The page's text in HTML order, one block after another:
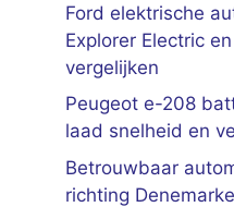
Ford elektrische
Explorer Electric
vergelijken
Peugeot e-208
laad snelheid en
Betrouwbaar
richting